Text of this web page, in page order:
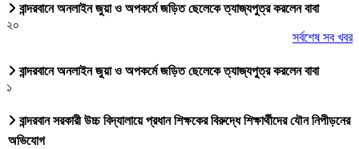
বান্দরবানে অনলাইন জুয়া ও অপকর্মে জড়িত ছেলেকে ত্যাজ্যপুত্র করলেন বাবা
২০
সর্বশেষ সব খবর
বান্দরবানে অনলাইন জুয়া ও অপকর্মে জড়িত ছেলেকে ত্যাজ্যপুত্র করলেন বাবা
১
বান্দরবান সরকারী উচ্চ বিদ্যালায়ে প্রধান শিক্ষকের বিরুদ্ধে শিক্ষার্থীদের যৌন নিপীড়নের
অভিযোগ